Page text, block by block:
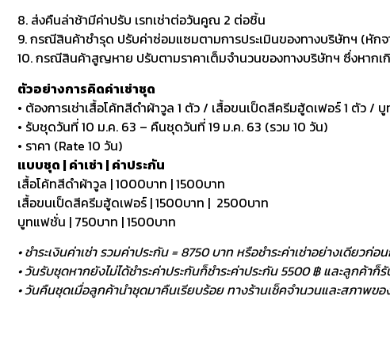
8. ส่งคืนล่าช้ามีค่าปรับ เรทเช่าต่อวันคูณ 2 ต่อชิ้น
9. กรณีสินค้าชำรุด ปรับค่าซ่อมแซมตามการประเมินของทางบริษัทฯ (หักจ
10. กรณีสินค้าสูญหาย ปรับตามราคาเต็มจำนวนของทางบริษัทฯ ซึ่งหากเกิ
ตัวอย่างการคิดค่าเช่าชุด
• ต้องการเช่าเสื้อโค้ทสีดำผ้าวูล 1 ตัว / เสื้อขนเป็ดสีครีมฮู้ดเฟอร์ 1 ตัว /
• รับชุดวันที่ 10 ม.ค. 63 – คืนชุดวันที่ 19 ม.ค. 63 (รวม 10 วัน)
• ราคา (Rate 10 วัน)
แบบชุด | ค่าเช่า | ค่าประกัน
เสื้อโค้ทสีดำผ้าวูล | 1000บาท | 1500บาท
เสื้อขนเป็ดสีครีมฮู้ดเฟอร์ | 1500บาท | 2500บาท
บูทแฟชั่น | 750บาท | 1500บาท
• ชำระเงินค่าเช่า รวมค่าประกัน = 8750 บาท หรือชำระค่าเช่าอย่างเดีย
• วันรับชุดหากยังไม่ได้ชำระค่าประกันก็ชำระค่าประกัน 5500 ฿ และลูกค้า
• วันคืนชุดเมื่อลูกค้านำชุดมาคืนเรียบร้อย ทางร้านเช็คจำนวนและสภาพข